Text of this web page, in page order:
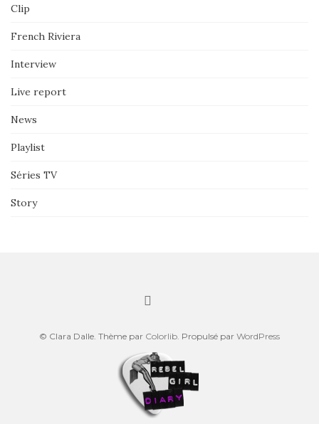
Clip
French Riviera
Interview
Live report
News
Playlist
Séries TV
Story
© Clara Dalle. Thème par Colorlib . Propulsé par WordPress